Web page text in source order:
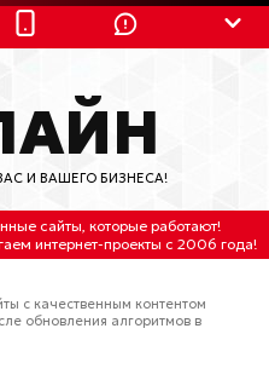
9899(с 2:30 до 11:30 по
России
653
673
И ВАШЕГО БИЗНЕСА!
сайты, которые работают!
интернет-проекты с 2006 года!
с качественным контентом
обновления алгоритмов в